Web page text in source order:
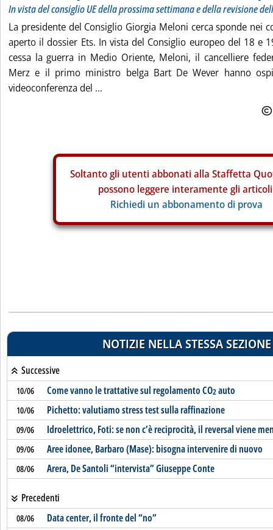
In vista del consiglio UE della prossima settimana e della revisione
La presidente del Consiglio Giorgia Meloni cerca sponde nei
aperto il dossier Ets. In vista del Consiglio europeo del 18 e
cessa la guerra in Medio Oriente, Meloni, il cancelliere
Merz e il primo ministro belga Bart De Wever hanno
videoconferenza del ...
Soltanto gli utenti abbonati alla Staffetta
possono leggere interamente gli
Richiedi un abbonamento di prova
NOTIZIE NELLA STESSA SEZIONE
Successive
10/06 Come vanno le trattative sul regolamento CO2auto
10/06 Pichetto: valutiamo stress test sulla raffinazione
09/06 Idroelettrico, Foti: se non c’è reciprocità, il reversal viene
09/06 Aree idonee, Barbaro (Mase): bisogna intervenire di nuovo
08/06 Arera, De Santoli “intervista” Giuseppe Conte
Precedenti
08/06 Data center, il fronte del “no”